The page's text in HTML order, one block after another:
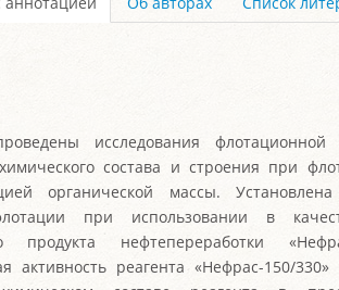
исследования флотационной
состава и строения при
органической массы.
при использовании в
продукта нефтепереработки
активность реагента «Нефрас-150/